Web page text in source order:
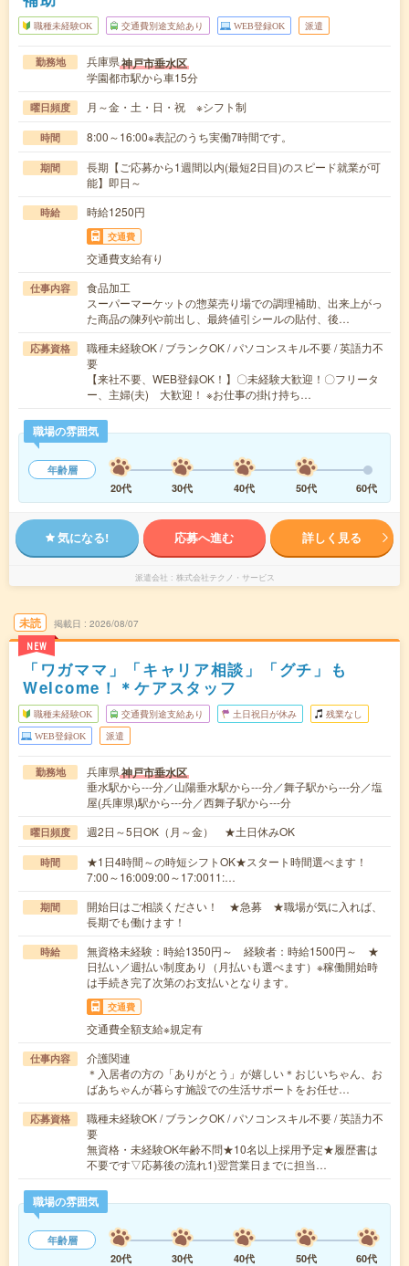
職種未経験OK 交通費別途支給あり WEB登録OK 派遣
勤務地 兵庫県神戸市垂水区
学園都市駅から車15分
曜日頻度 月～金・土・日・祝 ※シフト制
時間 8:00～16:00※表記のうち実働7時間です。
期間
長期【ご応募から1週間以内(最短2日目)のスピード就業が可
能】即日～
時給 時給1250円
交通費
交通費支給有り
仕事内容
食品加工
スーパーマーケットの惣菜売り場での調理補助、出来上がっ
た商品の陳列や前出し、最終値引シールの貼付、後…
応募資格
職種未経験OK / ブランクOK / パソコンスキル不要 / 英語力不
要
【来社不要、WEB登録OK！】〇未経験大歓迎！〇フリータ
ー、主婦(夫) 大歓迎！ ※お仕事の掛け持ち…
職場の雰囲気
年齢層
20代
30代 40代 50代 60代
気になる! 応募へ進む 詳しく見る
派遣会社 株式会社テクノ・サービス
未読
NEW
掲載日 2026/08/07
「ワガママ」「キャリア相談」「グチ」も
Welcome！＊ケアスタッフ
職種未経験OK 交通費別途支給あり 土日祝日が休み 残業なし
WEB登録OK 派遣
勤務地 兵庫県神戸市垂水区
垂水駅から---分／山陽垂水駅から---分／舞子駅から---分／塩
屋(兵庫県)駅から---分／西舞子駅から---分
曜日頻度 週2日～5日OK（月～金） ★土日休みOK
時間
★1日4時間～の時短シフトOK★スタート時間選べます！
7:00～16:009:00～17:0011:…
期間
開始日はご相談ください！ ★急募 ★職場が気に入れば、
長期でも働けます！
時給
無資格未経験：時給1350円～ 経験者：時給1500円～ ★
日払い／週払い制度あり（月払いも選べます）※稼働開始時
は手続き完了次第のお支払いとなります。
交通費
交通費全額支給※規定有
仕事内容
介護関連
＊入居者の方の「ありがとう」が嬉しい＊おじいちゃん、お
ばあちゃんが暮らす施設での生活サポートをお任せ…
応募資格
職種未経験OK / ブランクOK / パソコンスキル不要 / 英語力不
要
無資格・未経験OK年齢不問★10名以上採用予定★履歴書は
不要です▽応募後の流れ1)翌営業日までに担当…
職場の雰囲気
年齢層
20代
30代 40代 50代
60代